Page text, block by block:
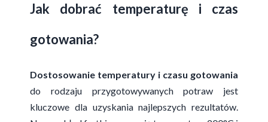
Jak dobrać temperaturę i czas
gotowania?
Dostosowanie temperatury i czasu gotowania
do rodzaju przygotowywanych potraw jest
kluczowe dla uzyskania najlepszych rezultatów.